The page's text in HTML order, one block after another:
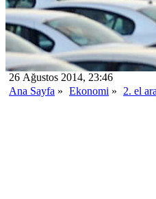
26 Ağustos 2014, 23:46
Ana Sayfa » Ekonomi » 2. el